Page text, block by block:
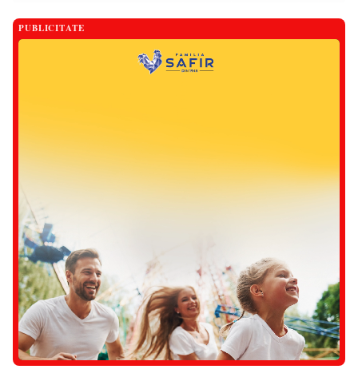
PUBLICITATE